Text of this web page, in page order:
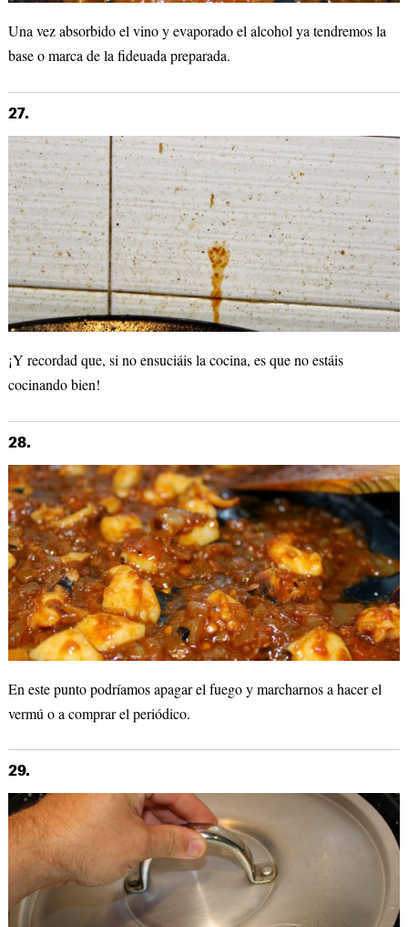
Una vez absorbido el vino y evaporado el alcohol ya tendremos la
base o marca de la fideuada preparada.
27.
¡Y recordad que, si no ensuciáis la cocina, es que no estáis
cocinando bien!
28.
En este punto podríamos apagar el fuego y marcharnos a hacer el
vermú o a comprar el periódico.
29.